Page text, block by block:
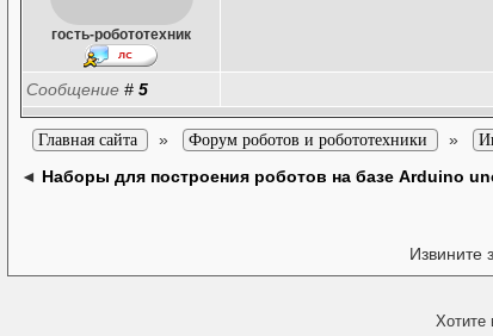
гость-робототехник
Сообщение # 5
Главная сайта » Форум роботов и робототехники »
◄ Наборы для построения роботов на базе Arduino
Извините
Хотите